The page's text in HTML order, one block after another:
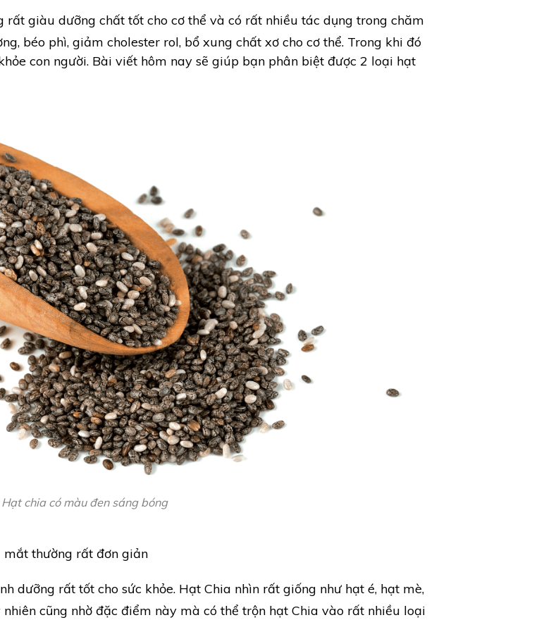
giàu dưỡng chất tốt cho cơ thể và có rất nhiều tác dụng trong chăm
béo phì, giảm cholester rol, bổ xung chất xơ cho cơ thể. Trong khi đó
con người. Bài viết hôm nay sẽ giúp bạn phân biệt được 2 loại hạt
Hạt chia có màu đen sáng bóng
mắt thường rất đơn giản
dưỡng rất tốt cho sức khỏe. Hạt Chia nhìn rất giống như hạt é, hạt mè,
cũng nhờ đặc điểm này mà có thể trộn hạt Chia vào rất nhiều loại